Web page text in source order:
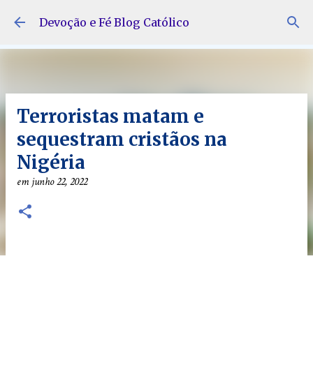
Pular para o conteúdo principal
Devoção e Fé Blog Católico
Terroristas matam e
sequestram cristãos na
Nigéria
emjunho 22, 2022